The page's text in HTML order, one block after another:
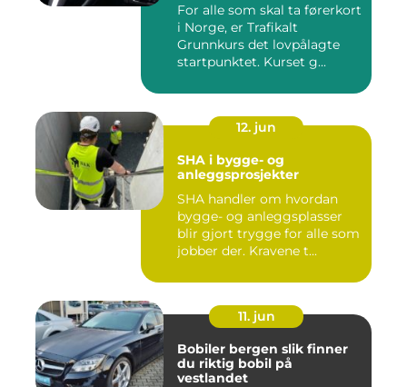
For alle som skal ta førerkort
i Norge, er Trafikalt
Grunnkurs det lovpålagte
startpunktet. Kurset g...
12. jun
SHA i bygge- og
anleggsprosjekter
SHA handler om hvordan
bygge- og anleggsplasser
blir gjort trygge for alle som
jobber der. Kravene t...
11. jun
Bobiler bergen slik finner
du riktig bobil på
vestlandet